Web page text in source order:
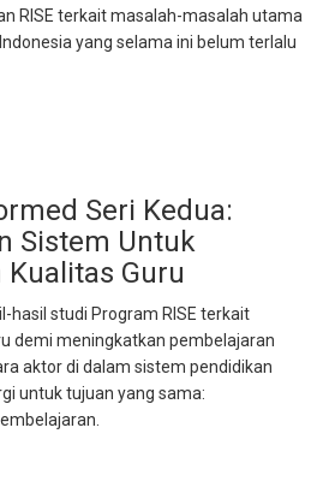
RISE terkait masalah-masalah utama
yang selama ini belum terlalu
Seri Kedua:
Sistem Untuk
Guru
hasil studi Program RISE terkait
demi meningkatkan pembelajaran
aktor di dalam sistem pendidikan
untuk tujuan yang sama: